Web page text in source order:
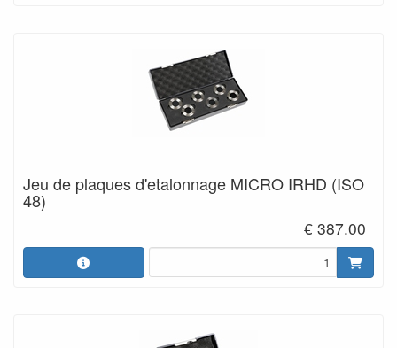
Jeu de plaques d'etalonnage MICRO IRHD (ISO
48)
€ 387.00